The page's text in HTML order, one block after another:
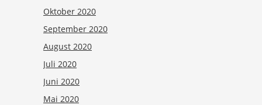
Oktober 2020
September 2020
August 2020
Juli 2020
Juni 2020
Mai 2020